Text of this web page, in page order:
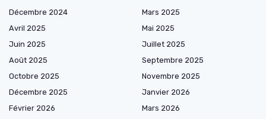
Décembre 2024
Mars 2025
Avril 2025
Mai 2025
Juin 2025
Juillet 2025
Août 2025
Septembre 2025
Octobre 2025
Novembre 2025
Décembre 2025
Janvier 2026
Février 2026
Mars 2026